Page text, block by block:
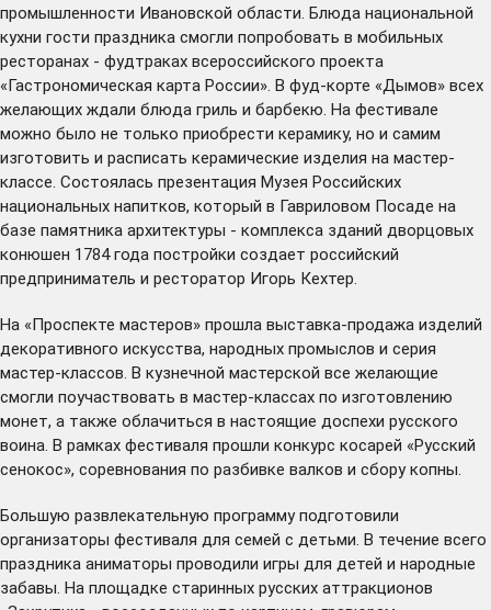
промышленности Ивановской области. Блюда национальной
кухни гости праздника смогли попробовать в мобильных
ресторанах - фудтраках всероссийского проекта
«Гастрономическая карта России». В фуд-корте «Дымов» всех
желающих ждали блюда гриль и барбекю. На фестивале
можно было не только приобрести керамику, но и самим
изготовить и расписать керамические изделия на мастер-
классе. Состоялась презентация Музея Российских
национальных напитков, который в Гавриловом Посаде на
базе памятника архитектуры - комплекса зданий дворцовых
конюшен 1784 года постройки создает российский
предприниматель и ресторатор Игорь Кехтер.
На «Проспекте мастеров» прошла выставка-продажа изделий
декоративного искусства, народных промыслов и серия
мастер-классов. В кузнечной мастерской все желающие
смогли поучаствовать в мастер-классах по изготовлению
монет, а также облачиться в настоящие доспехи русского
воина. В рамках фестиваля прошли конкурс косарей «Русский
сенокос», соревнования по разбивке валков и сбору копны.
Большую развлекательную программу подготовили
организаторы фестиваля для семей с детьми. В течение всего
праздника аниматоры проводили игры для детей и народные
забавы. На площадке старинных русских аттракционов